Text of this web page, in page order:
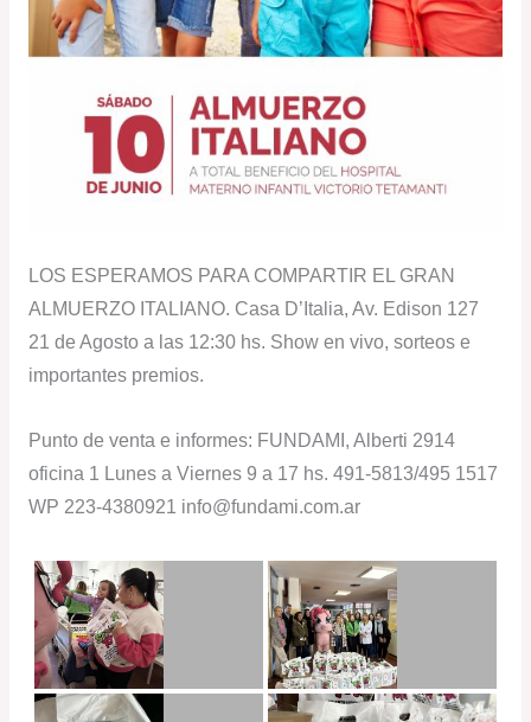
LOS ESPERAMOS PARA COMPARTIR EL GRAN
ALMUERZO ITALIANO. Casa D’Italia, Av. Edison 127
21 de Agosto a las 12:30 hs. Show en vivo, sorteos e
importantes premios.
Punto de venta e informes: FUNDAMI, Alberti 2914
oficina 1 Lunes a Viernes 9 a 17 hs. 491-5813/495 1517
WP 223-4380921 info@fundami.com.ar